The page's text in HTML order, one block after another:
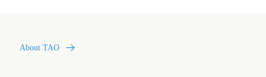
About TAO